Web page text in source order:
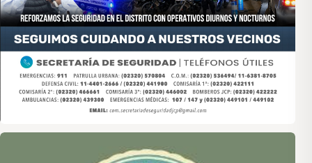
Asociación de Medios Vecinales